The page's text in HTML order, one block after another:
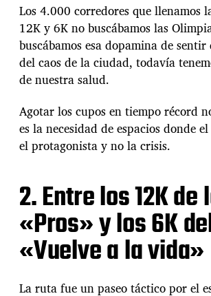
i
n
g
o
q
C
a
r
a
s
s
e
p
u
s
l
Los 4.000 corredores que llenamos
12K y 6K no buscábamos las
buscábamos esa dopamina de
del caos de la ciudad, todavía
de nuestra salud.
Agotar los cupos en tiempo récord
es la necesidad de espacios donde
el protagonista y no la crisis.
2. Entre los 12K de
«Pros» y los 6K
«Vuelve a la vida»
La ruta fue un paseo táctico por el